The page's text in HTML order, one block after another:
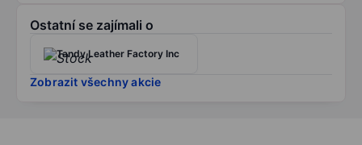
Ostatní se zajímali o
Tandy Leather Factory Inc
Zobrazit všechny akcie